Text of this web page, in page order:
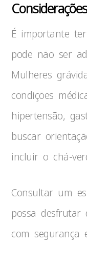
É importante
pode não ser
Mulheres
condições
hipertensão,
buscar
incluir o chá-
Consultar um
possa desfrutar
com segurança